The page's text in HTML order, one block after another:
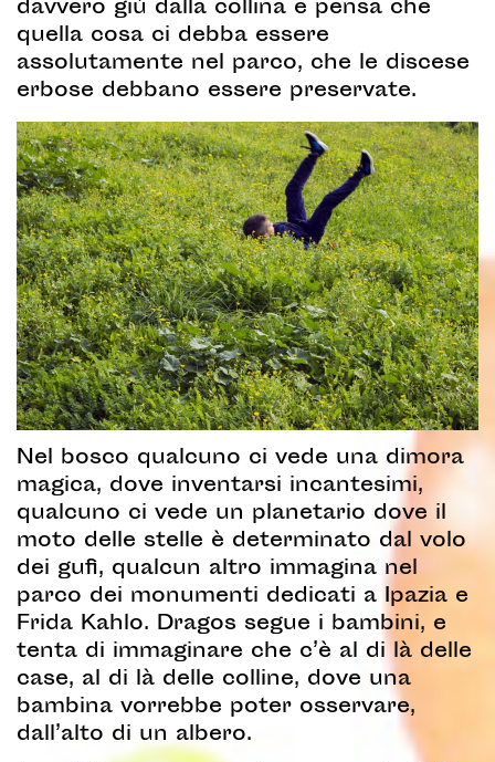
davvero giù dalla collina e pensa che
quella cosa ci debba essere
assolutamente nel parco, che le discese
erbose debbano essere preservate.
Nel bosco qualcuno ci vede una dimora
magica, dove inventarsi incantesimi,
qualcuno ci vede un planetario dove il
moto delle stelle è determinato dal volo
dei gufi, qualcun altro immagina nel
parco dei monumenti dedicati a Ipazia e
Frida Kahlo. Dragos segue i bambini, e
tenta di immaginare che c’è al di là delle
case, al di là delle colline, dove una
bambina vorrebbe poter osservare,
dall’alto di un albero.